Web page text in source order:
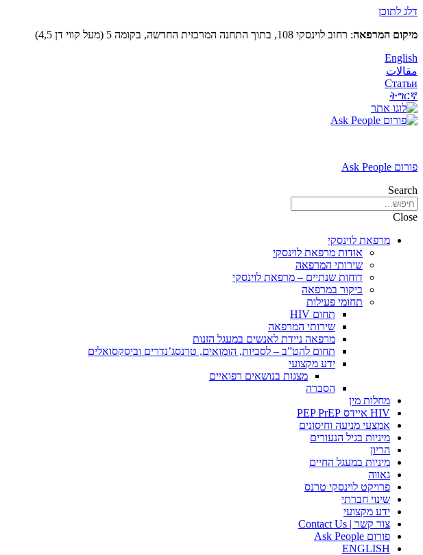
דלג לתוכן
מיקום המרפאה: רחוב לוינסקי 108, בתוך התחנה המרכזית החדשה, בקומה 5 (מעל קווי דן 4,5)
English
مقالات
Статьи
ትግርኛ
פורום Ask People
Search
Close
מרפאת לוינסקי
אודות מרפאת לוינסקי
שירותי המרפאה
דוחות שנתיים – מרפאת לוינסקי
ביקור במרפאה
תחומי פעילות
תחום HIV
שירותי המרפאה
מרפאה ניידת לאנשים במעגל הזנות
תחום להט”ב – לסביות, הומואים, טרנסג’נדרים וביסקסואלים
ידע מקצועי
מצגות בנושאים רפואיים
הסברה
מחלות מין
HIV איידס PEP PrEP
אמצעי מניעה וחיסונים
מיניות בגיל הנעורים
הריון
מיניות במעגל החיים
גאווה
פרויקט לוינסקי טרנס
שינוי חברתי
ידע מקצועי
צור קשר | Contact Us
פורום Ask People
ENGLISH